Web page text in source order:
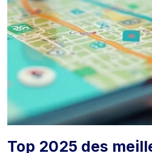
Top 2025 des